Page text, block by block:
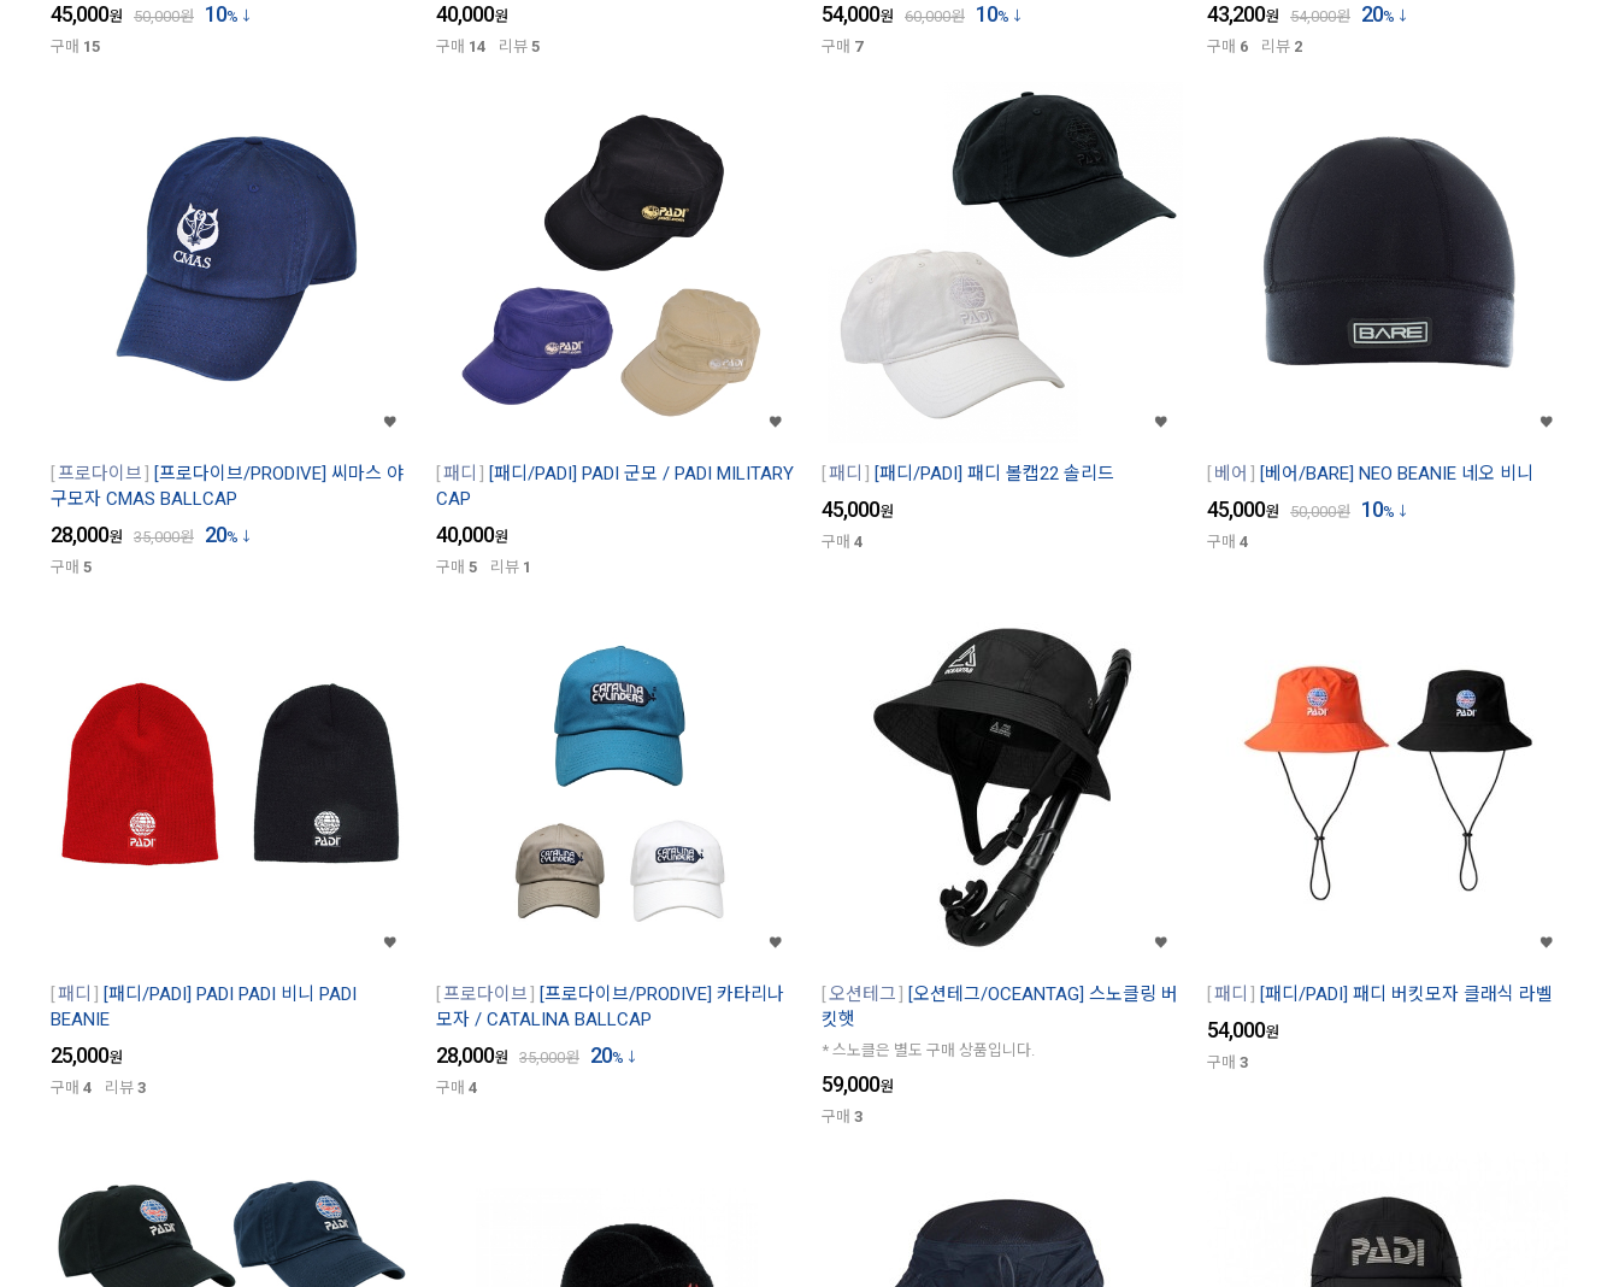
45,000원 50,000원 10%
구매 15
40,000원
구매 14 리뷰 5
54,000원 60,000원 10%
구매 7
43,200원 54,000원 20%
구매 6 리뷰 2
프로다이브
[프로다이브/PRODIVE] 씨마스 야
구모자 CMAS BALLCAP
28,000원 35,000원 20%
구매 5
패디
[패디/PADI] PADI 군모 / PADI MILITARY
CAP
40,000원
구매 5 리뷰 1
패디 [패디/PADI] 패디 볼캡22 솔리드
45,000원
구매 4
베어 [베어/BARE] NEO BEANIE 네오 비니
45,000원 50,000원 10%
구매 4
패디
[패디/PADI] PADI PADI 비니 PADI
BEANIE
25,000원
구매 4 리뷰 3
프로다이브
[프로다이브/PRODIVE] 카타리나
모자 / CATALINA BALLCAP
28,000원 35,000원 20%
구매 4
오션테그
[오션테그/OCEANTAG] 스노클링 버
킷햇
* 스노클은 별도 구매 상품입니다.
59,000원
구매 3
패디 [패디/PADI] 패디 버킷모자 클래식 라벨
54,000원
구매 3